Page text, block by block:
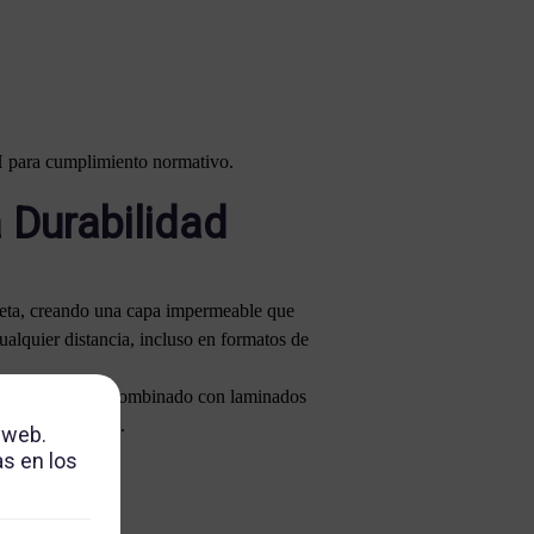
cumplimiento normativo.
creando una capa impermeable que
distancia, incluso en formatos de
visual. Combinado con laminados
tradicionales.
en los